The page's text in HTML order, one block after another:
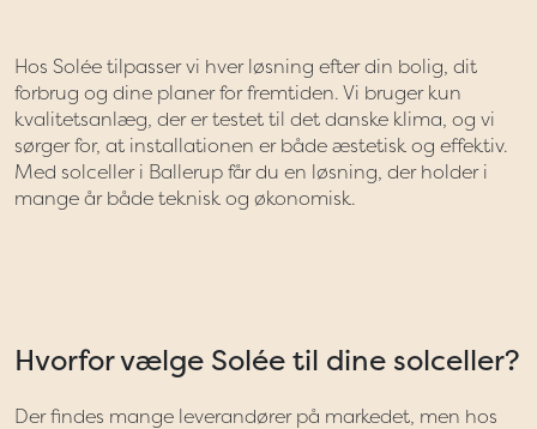
Hos Solée tilpasser vi hver løsning efter din bolig, dit
forbrug og dine planer for fremtiden. Vi bruger kun
kvalitetsanlæg, der er testet til det danske klima, og vi
sørger for, at installationen er både æstetisk og effektiv.
Med solceller i Ballerup får du en løsning, der holder i
mange år både teknisk og økonomisk.
Hvorfor vælge Solée til dine solceller?
Der findes mange leverandører på markedet, men hos